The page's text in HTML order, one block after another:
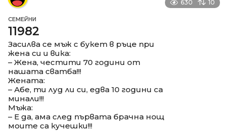
630 10
СЕМЕЙНИ
11982
Засилва се мъж с букет в ръце при
жена си и вика:
– Жена, честити 70 години от
нашата сватба!!!
Жената:
– Абе, ти луд ли си, едва 10 години са
минали!!!
Мъжа:
– Е да, ама след първата брачна нощ
моите са кучешки!!!